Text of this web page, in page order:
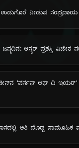
ಉಡುಗೊರೆ ನೀಡುವ ಸಂಪ್ರದಾಯ
ಆಸ್ಕರ್ ಪ್ರಶಸ್ತಿ ವಿಜೇತ
'ಪರ್ಸನ್ ಆಫ್ ದಿ ಇಯರ್'
ಅತಿ ದೊಡ್ಡ ಸಾಮೂಹಿಕ